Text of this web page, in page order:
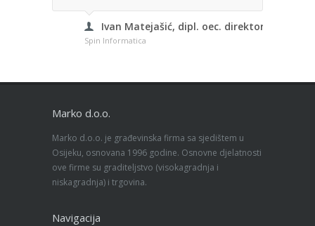
Ivan Matejašić, dipl. oec. direktor
Spin Informatica
Marko d.o.o.
Marko d.o.o. je građevinska firma sa sjedištem u
Osijeku, osnovana 1996 godine. Osnovne djelatnosti
ove firme su graditeljstvo (visokagradnja i
niskagradnja) i trgovina.
Navigacija